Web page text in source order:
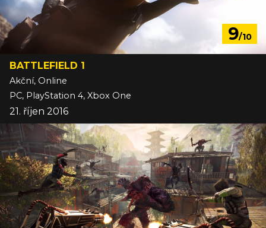
9/10
BATTLEFIELD 1
Akční, Online
PC, PlayStation 4, Xbox One
21. říjen 2016